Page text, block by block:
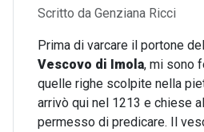
Dettagli
Scritto da Genziana Ricci
Prima di varcare il portone del
Vescovo di Imola, mi sono
quelle righe scolpite nella
arrivò qui nel 1213 e chiese
permesso di predicare. Il